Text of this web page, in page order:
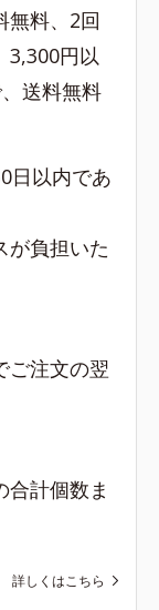
無料、2回
3,300円以
送料無料
日以内であ
負担いた
ご注文の翌
合計個数ま
詳しくはこちら